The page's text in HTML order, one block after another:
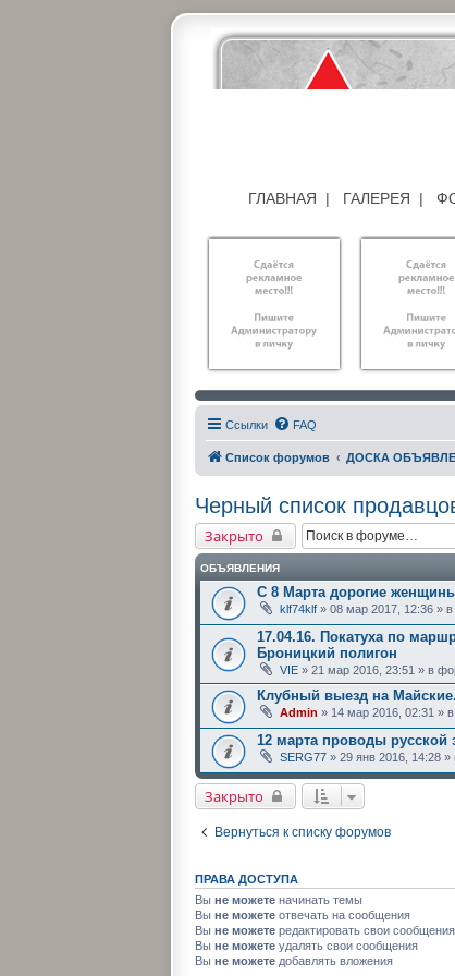
ГЛАВНАЯ | ГАЛЕРЕЯ |
Ссылки FAQ
Список форумов ДОСКА
Черный список
Закрыто
ОБЪЯВЛЕНИЯ
С 8 Марта дорогие
klf74klf » 08 мар 2017, 12:36 »
17.04.16. Покатуха по
Броницкий полигон
VIE » 21 мар 2016, 23:51 » в
Клубный выезд на
Admin » 14 мар 2016, 02:31 »
12 марта проводы
SERG77 » 29 янв 2016, 14:28
Закрыто
Вернуться к списку форумов
ПРАВА ДОСТУПА
Вы не можете начинать темы
Вы не можете отвечать на сообщения
Вы не можете редактировать свои сообщения
Вы не можете удалять свои сообщения
Вы не можете добавлять вложения